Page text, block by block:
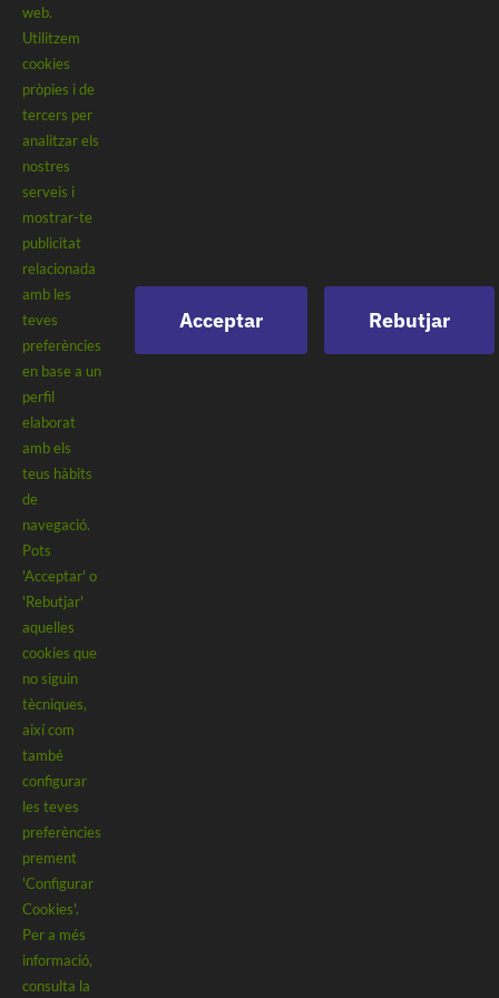
l’excel·lència!
Contacte
Camí Ral, 3, 17253, Mont-ras, Girona
info@clubtenniscostabrava.com
Avís legal
Política de xarxes socials
© 2026 | Tots els drets reservats | Powered by
Design
Financiado por la Unión Europea – NextGenerationEU. Sin embargo, los
puntos de vista y las opiniones expresadas son únicamente los del autor o
web.
Utilitzem
cookies
pròpies i de
tercers per
analitzar els
nostres
serveis i
mostrar-te
publicitat
relacionada
amb les
teves
preferències
en base a un
perfil
elaborat
amb els
teus hàbits
de
navegació.
Pots
'Acceptar' o
'Rebutjar'
aquelles
cookies que
no siguin
tècniques,
així com
també
configurar
les teves
preferències
prement
'Configurar
Cookies'.
Per a més
informació,
consulta la
Acceptar Rebutjar